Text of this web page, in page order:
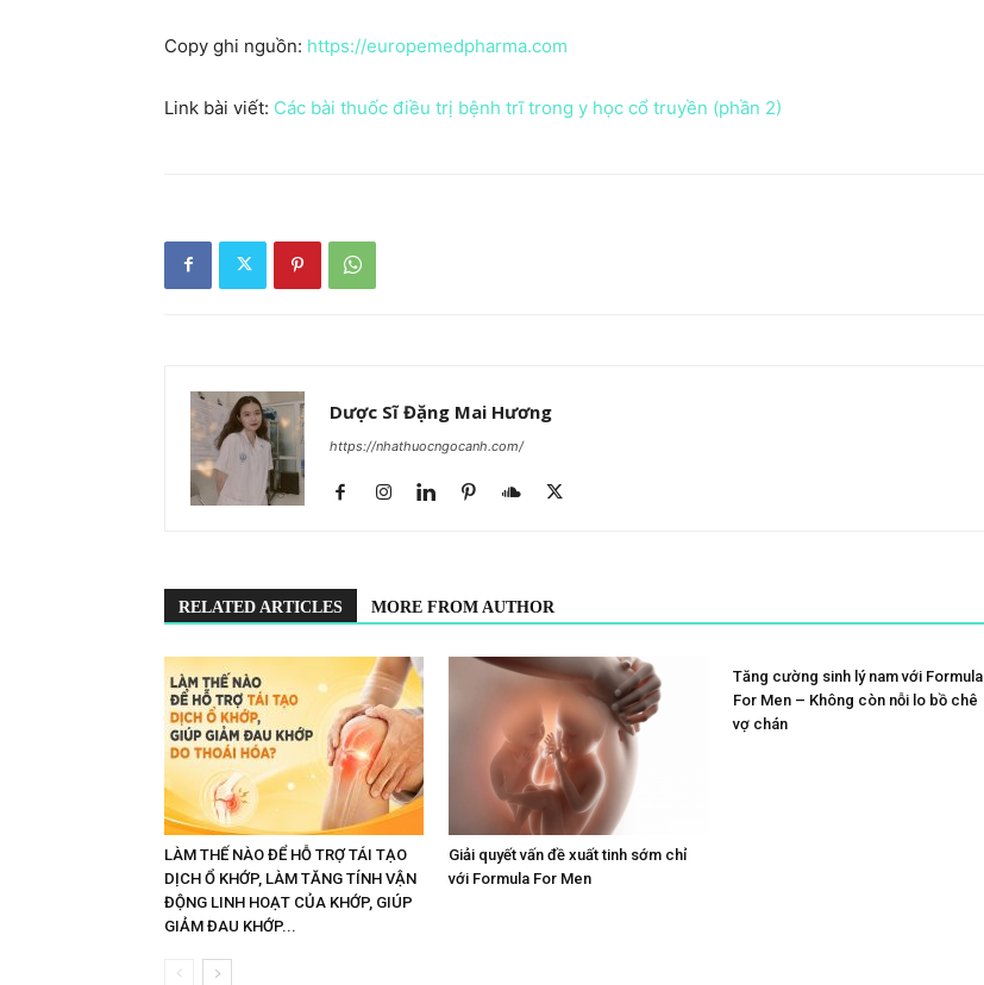
Copy ghi nguồn: https://europemedpharma.com
Link bài viết: Các bài thuốc điều trị bệnh trĩ trong y học cổ truyền (phần 2)
Dược Sĩ Đặng Mai Hương
https://nhathuocngocanh.com/
RELATED ARTICLES MORE FROM AUTHOR
LÀM THẾ NÀO ĐỂ HỖ TRỢ TÁI TẠO
DỊCH Ổ KHỚP, LÀM TĂNG TÍNH VẬN
ĐỘNG LINH HOẠT CỦA KHỚP, GIÚP
GIẢM ĐAU KHỚP...
Giải quyết vấn đề xuất tinh sớm chỉ
với Formula For Men
Tăng cường sinh lý nam với Formula
For Men – Không còn nỗi lo bồ chê
vợ chán